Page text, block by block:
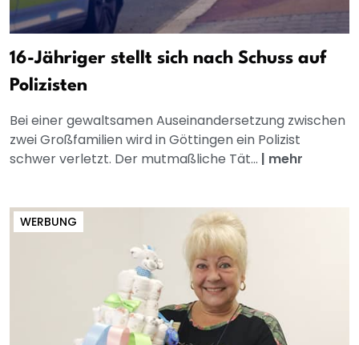
16-Jähriger stellt sich nach Schuss auf
Polizisten
Bei einer gewaltsamen Auseinandersetzung zwischen
zwei Großfamilien wird in Göttingen ein Polizist
schwer verletzt. Der mutmaßliche Tät... | mehr
WERBUNG